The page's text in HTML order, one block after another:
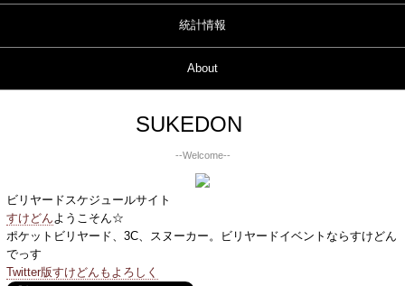
統計情報
About
SUKEDON
--Welcome--
ビリヤードスケジュールサイト
すけどんようこそん☆
ポケットビリヤード、3C、スヌーカー。ビリヤードイベントならすけどん
でっす
Twitter版すけどんもよろしく